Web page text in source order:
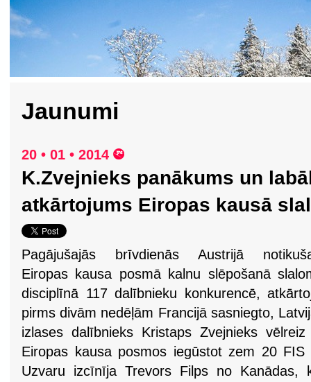
Jaunumi
20 • 01 • 2014
K.Zvejnieks panākums un
atkārtojums Eiropas kausā
Pagājušajās brīvdienās Austrijā
Eiropas kausa posmā kalnu slēpošanā
disciplīnā 117 dalībnieku konkurencē,
pirms divām nedēļām Francijā sasniegto,
izlases dalībnieks Kristaps Zvejnieks
Eiropas kausa posmos iegūstot zem 20
Uzvaru izcīnīja Trevors Filps no Kanādas,